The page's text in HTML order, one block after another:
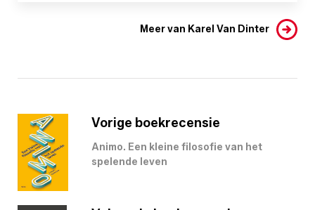
Meer van Karel Van Dinter
Vorige boekrecensie
Animo. Een kleine filosofie van het
spelende leven